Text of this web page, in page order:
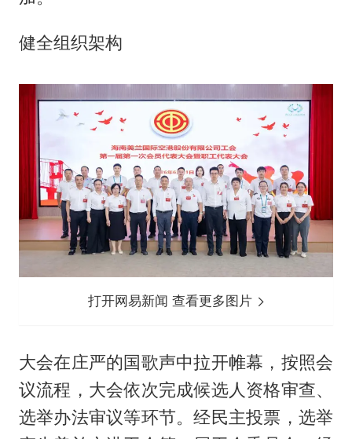
健全组织架构
打开网易新闻 查看更多图片
大会在庄严的国歌声中拉开帷幕，按照会
议流程，大会依次完成候选人资格审查、
选举办法审议等环节。经民主投票，选举